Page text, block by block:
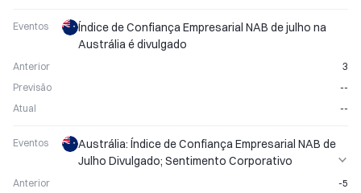
Eventos
Índice de Confiança Empresarial NAB de julho na
Austrália é divulgado
Anterior
3
Previsão
--
Atual
--
Eventos
Austrália: Índice de Confiança Empresarial NAB de
Julho Divulgado; Sentimento Corporativo
Anterior
-5